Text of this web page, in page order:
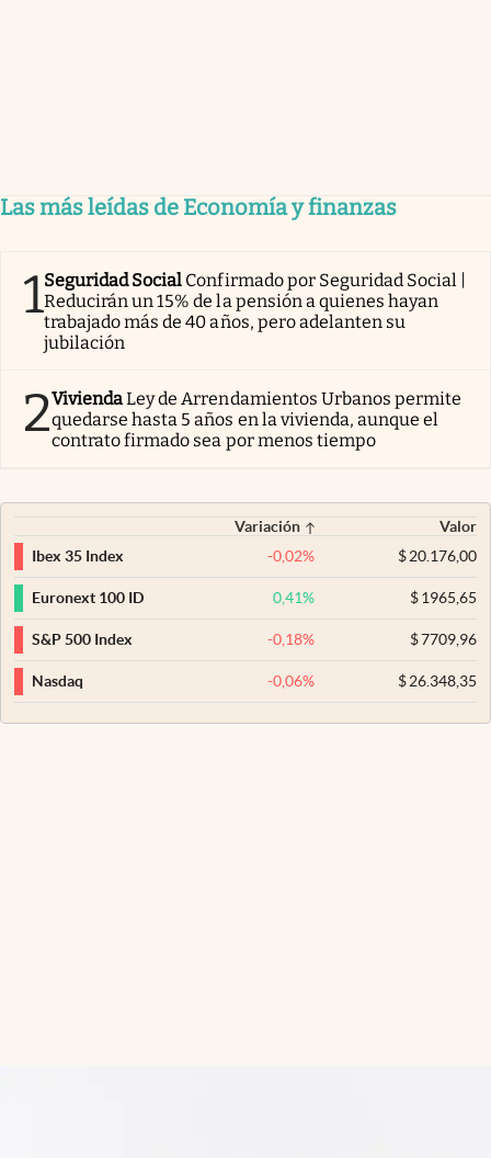
Las más leídas de Economía y finanzas
1Seguridad Social Confirmado por Seguridad Social |
Reducirán un 15% de la pensión a quienes hayan
trabajado más de 40 años, pero adelanten su
jubilación
2ViviendaLey de Arrendamientos Urbanos permite
quedarse hasta 5 años en la vivienda, aunque el
contrato firmado sea por menos tiempo
Variación
Valor
Ibex 35 Index
-0,02% $20.176,00
Euronext 100 ID 0,41% $1965,65
S&P 500 Index -0,18% $7709,96
Nasdaq -0,06% $26.348,35